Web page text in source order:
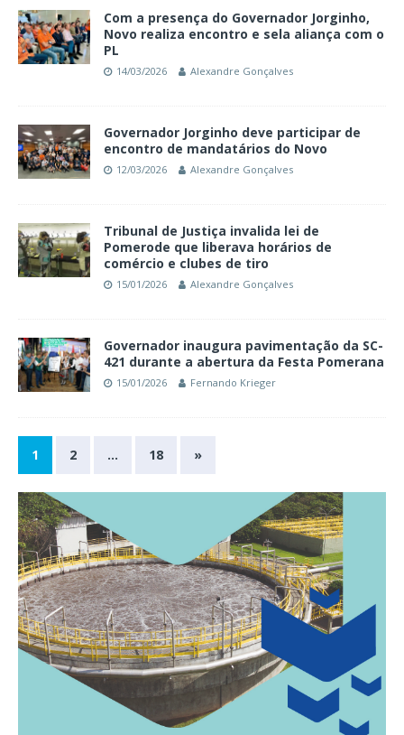
Com a presença do Governador Jorginho,
Novo realiza encontro e sela aliança com o
PL
14/03/2026 Alexandre Gonçalves
Governador Jorginho deve participar de
encontro de mandatários do Novo
12/03/2026 Alexandre Gonçalves
Tribunal de Justiça invalida lei de
Pomerode que liberava horários de
comércio e clubes de tiro
15/01/2026 Alexandre Gonçalves
Governador inaugura pavimentação da SC-
421 durante a abertura da Festa Pomerana
15/01/2026 Fernando Krieger
1 2 … 18 »